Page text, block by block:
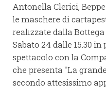
Antonella Clerici,
le maschere di
realizzate dalla
Sabato 24 dalle 15.30
spettacolo con la
che presenta "La
secondo attesissimo